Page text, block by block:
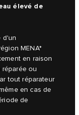
élevé de
d'un
MENA*
en raison
ou
tout réparateur
en cas de
de